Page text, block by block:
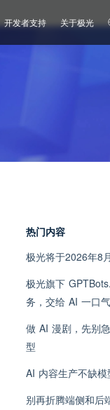
开发者支持 关于极光
热门内容
极光将于2026年8
极光旗下
务，交给 AI 一口
做 AI 漫剧，先别
型
AI 内容生产不缺
别再折腾端侧和后